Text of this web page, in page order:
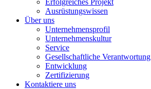
Erfolgreiches Projekt
Ausrüstungswissen
Über uns
Unternehmensprofil
Unternehmenskultur
Service
Gesellschaftliche Verantwortung
Entwicklung
Zertifizierung
Kontaktiere uns